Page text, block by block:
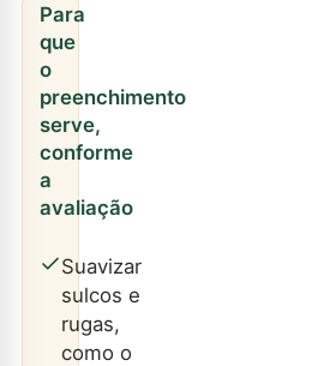
Para
que
o
preenchimento
serve,
conforme
a
avaliação
Suavizar
sulcos e
rugas,
como o